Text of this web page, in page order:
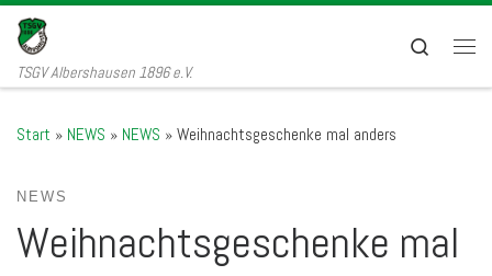
Zum Inhalt springen
TSGV Albershausen 1896 e.V.
Search
Start » NEWS » NEWS » Weihnachtsgeschenke mal anders
NEWS
Weihnachtsgeschenke mal